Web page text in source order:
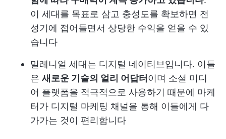
이 세대를 목표로 삼고 충성도를 확보하면 전
성기에 접어들면서 상당한 수익을 얻을 수 있
습니다
밀레니얼 세대는 디지털 네이티브입니다. 이들
은 새로운 기술의 얼리 어답터 이며 소셜 미디
어 플랫폼을 적극적으로 사용하기 때문에 마케
터가 디지털 마케팅 채널을 통해 이들에게 다
가가는 것이 편리합니다